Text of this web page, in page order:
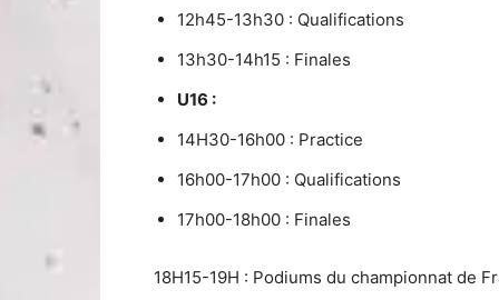
12h45-13h30 : Qualifications
13h30-14h15 : Finales
U16 :
14H30-16h00 : Practice
16h00-17h00 : Qualifications
17h00-18h00 : Finales
18H15-19H : Podiums du championnat de